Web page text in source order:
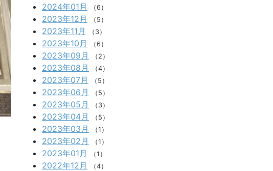
2024年01月 （6）
2023年12月 （5）
2023年11月 （3）
2023年10月 （6）
2023年09月 （2）
2023年08月 （4）
2023年07月 （5）
2023年06月 （5）
2023年05月 （3）
2023年04月 （5）
2023年03月 （1）
2023年02月 （1）
2023年01月 （1）
2022年12月 （4）